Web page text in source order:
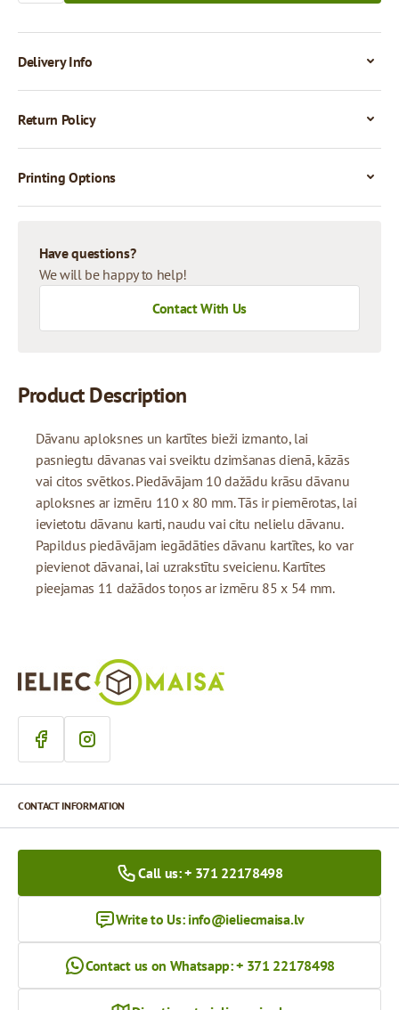
Delivery Info
Return Policy
Printing Options
Have questions?
We will be happy to help!
Contact With Us
Product Description
Dāvanu aploksnes un kartītes bieži izmanto, lai
pasniegtu dāvanas vai sveiktu dzimšanas dienā, kāzās
vai citos svētkos. Piedāvājam 10 dažādu krāsu dāvanu
aploksnes ar izmēru 110 x 80 mm. Tās ir piemērotas, lai
ievietotu dāvanu karti, naudu vai citu nelielu dāvanu.
Papildus piedāvājam iegādāties dāvanu kartītes, ko var
pievienot dāvanai, lai uzrakstītu sveicienu. Kartītes
pieejamas 11 dažādos toņos ar izmēru 85 x 54 mm.
CONTACT INFORMATION
Call us: + 371 22178498
Write to Us: info@ieliecmaisa.lv
Contact us on Whatsapp: + 371 22178498